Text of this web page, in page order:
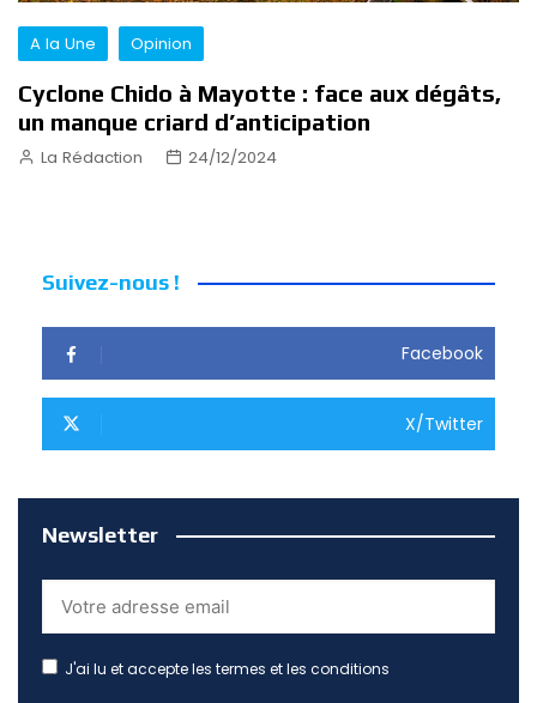
A la Une Opinion
Cyclone Chido à Mayotte : face aux dégâts,
un manque criard d’anticipation
La Rédaction 24/12/2024
Suivez-nous !
Facebook
X/Twitter
Newsletter
J'ai lu et accepte les termes et les conditions